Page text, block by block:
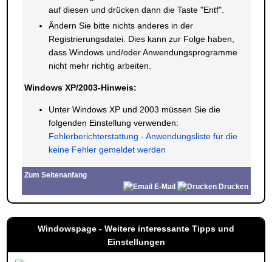
auf diesen und drücken dann die Taste "Entf".
Ändern Sie bitte nichts anderes in der
Registrierungsdatei. Dies kann zur Folge haben,
dass Windows und/oder Anwendungsprogramme
nicht mehr richtig arbeiten.
Windows XP/2003-Hinweis:
Unter Windows XP und 2003 müssen Sie die
folgenden Einstellung verwenden:
Fehlerberichterstattung - Anwendungsliste für die
keine Fehler gemeldet werden
Zum Seitenanfang
E-Mail
Drucken
Windowspage - Weitere interessante Tipps und
Einstellungen